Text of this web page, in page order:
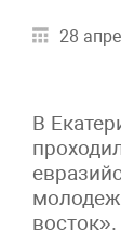
28
В